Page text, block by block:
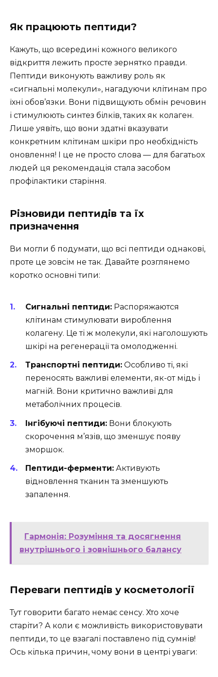
Як працюють пептиди?
Кажуть, що всередині кожного великого
відкриття лежить просте зернятко правди.
Пептиди виконують важливу роль як
«сигнальні молекули», нагадуючи клітинам про
їхні обов’язки. Вони підвищують обмін речовин
і стимулюють синтез білків, таких як колаген.
Лише уявіть, що вони здатні вказувати
конкретним клітинам шкіри про необхідність
оновлення! І це не просто слова — для багатьох
людей ця рекомендація стала засобом
профілактики старіння.
Різновиди пептидів та їх
призначення
Ви могли б подумати, що всі пептиди однакові,
проте це зовсім не так. Давайте розглянемо
коротко основні типи:
Сигнальні пептиди: Распоряжаются
клітинам стимулювати вироблення
колагену. Це ті ж молекули, які наголошують
шкірі на регенерації та омолодженні.
Транспортні пептиди: Особливо ті, які
переносять важливі елементи, як-от мідь і
магній. Вони критично важливі для
метаболічних процесів.
Інгібуючі пептиди: Вони блокують
скорочення м’язів, що зменшує появу
зморшок.
Пептиди-ферменти: Активують
відновлення тканин та зменшують
запалення.
Гармонія: Розуміння та досягнення
внутрішнього і зовнішнього балансу
Переваги пептидів у косметології
Тут говорити багато немає сенсу. Хто хоче
старіти? А коли є можливість використовувати
пептиди, то це взагалі поставлено під сумнів!
Ось кілька причин, чому вони в центрі уваги: